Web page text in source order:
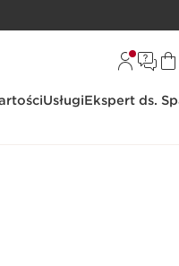
UsługiEkspert ds.